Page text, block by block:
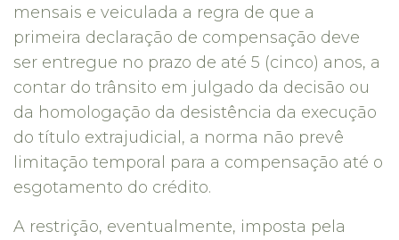
mensais e veiculada a regra de que a
primeira declaração de compensação deve
ser entregue no prazo de até 5 (cinco) anos, a
contar do trânsito em julgado da decisão ou
da homologação da desistência da execução
do título extrajudicial, a norma não prevê
limitação temporal para a compensação até o
esgotamento do crédito.
A restrição, eventualmente, imposta pela